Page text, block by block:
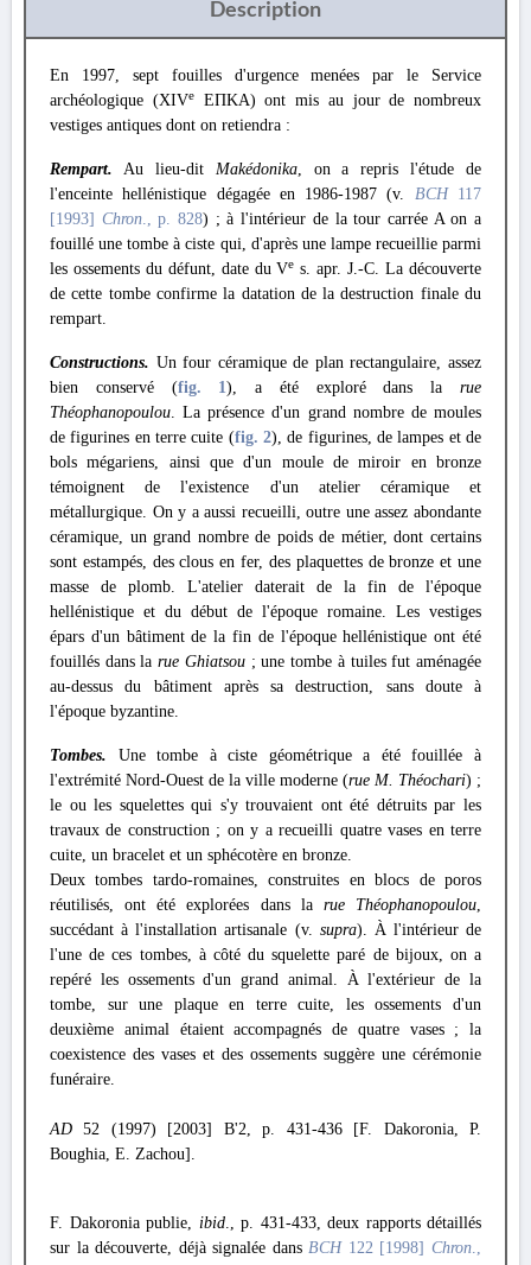
Description
En 1997, sept fouilles d'urgence menées par le Service
archéologique (XIVeΕΠΚΑ) ont mis au jour de nombreux
vestiges antiques dont on retiendra :
Rempart. Au lieu-dit Makédonika, on a repris l'étude de
l'enceinte hellénistique dégagée en 1986-1987 (v. BCH 117
[1993] Chron., p. 828) ; à l'intérieur de la tour carrée A on a
fouillé une tombe à ciste qui, d'après une lampe recueillie parmi
les ossements du défunt, date du Ve s. apr. J.-C. La découverte
de cette tombe confirme la datation de la destruction finale du
rempart.
Constructions. Un four céramique de plan rectangulaire, assez
bien conservé (fig. 1), a été exploré dans larue
Théophanopoulou. La présence d'un grand nombre de moules
de figurines en terre cuite (fig. 2), de figurines, de lampes et de
bols mégariens, ainsi que d'un moule de miroir en bronze
témoignent de l'existence d'un atelier céramique et
métallurgique. On y a aussi recueilli, outre une assez abondante
céramique, un grand nombre de poids de métier, dont certains
sont estampés, des clous en fer, des plaquettes de bronze et une
masse de plomb. L'atelier daterait de la fin de l'époque
hellénistique et du début de l'époque romaine. Les vestiges
épars d'un bâtiment de la fin de l'époque hellénistique ont été
fouillés dans larue Ghiatsou; une tombe à tuiles fut aménagée
au-dessus du bâtiment après sa destruction, sans doute à
l'époque byzantine.
Tombes. Une tombe à ciste géométrique a été fouillée à
l'extrémité Nord-Ouest de la ville moderne (rue M. Théochari) ;
le ou les squelettes qui s'y trouvaient ont été détruits par les
travaux de construction ; on y a recueilli quatre vases en terre
cuite, un bracelet et un sphécotère en bronze.
Deux tombes tardo-romaines, construites en blocs de poros
réutilisés, ont été explorées dans la rue Théophanopoulou,
succédant à l'installation artisanale (v. supra). À l'intérieur de
l'une de ces tombes, à côté du squelette paré de bijoux, on a
repéré les ossements d'un grand animal. À l'extérieur de la
tombe, sur une plaque en terre cuite, les ossements d'un
deuxième animal étaient accompagnés de quatre vases ; la
coexistence des vases et des ossements suggère une cérémonie
funéraire.
AD52 (1997) [2003] B'2, p. 431-436 [F. Dakoronia, P.
Boughia, E. Zachou].
F. Dakoronia publie, ibid., p. 431-433, deux rapports détaillés
sur la découverte, déjà signalée dansBCH 122 [1998]Chron.,